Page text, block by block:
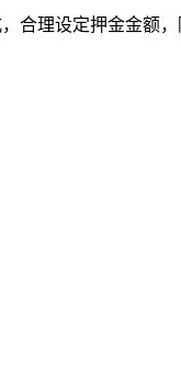
合理设定押金金额